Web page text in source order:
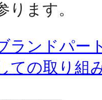
ります。
ランドパー
ての取り組